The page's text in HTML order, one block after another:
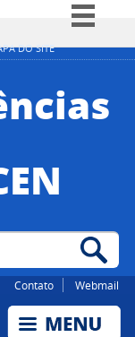
DO SITE
Canais
Contato Webmail